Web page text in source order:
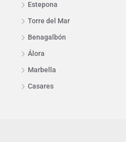
Estepona
Torre del Mar
Benagalbón
Álora
Marbella
Casares